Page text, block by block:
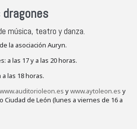
música, teatro y danza.
la asociación Auryn.
a las 17 y a las 20 horas.
las 18 horas.
www.auditorioleon.es ywww.aytoleon.es y
Ciudad de León (lunes a viernes de 16 a